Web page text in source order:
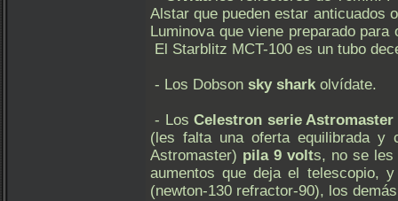
Alstar que pueden estar
Luminova que viene preparado
El Starblitz MCT-100 es un tubo
- Los Dobson sky sharkolvídate.
- LosCelestron serie Astromaster
(les falta una oferta equilibrada y
Astromaster) pila 9 volts, no se les
aumentos que deja el telescopio,
(newton-130 refractor-90), los